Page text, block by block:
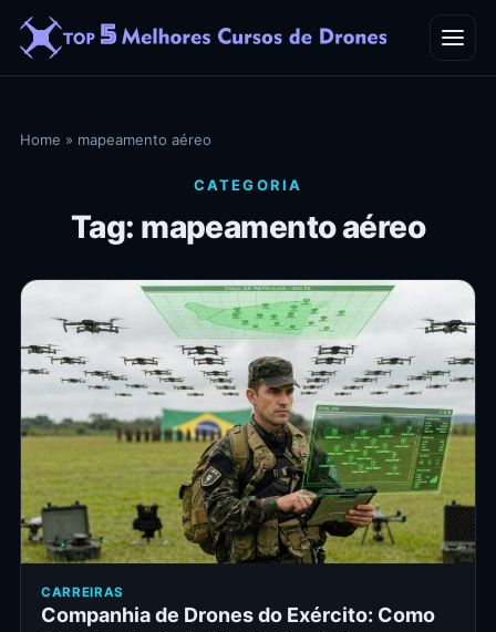
Contato
Home » mapeamento aéreo
CATEGORIA
Tag: mapeamento aéreo
CARREIRAS
Companhia de Drones do Exército: Como